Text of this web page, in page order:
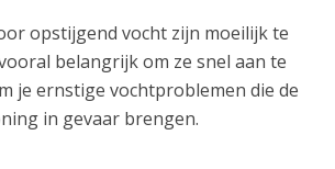
opstijgend vocht zijn moeilijk te
belangrijk om ze snel aan te
je ernstige vochtproblemen die de
in gevaar brengen.